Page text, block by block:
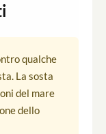
qualche
La sosta
del mare
dello